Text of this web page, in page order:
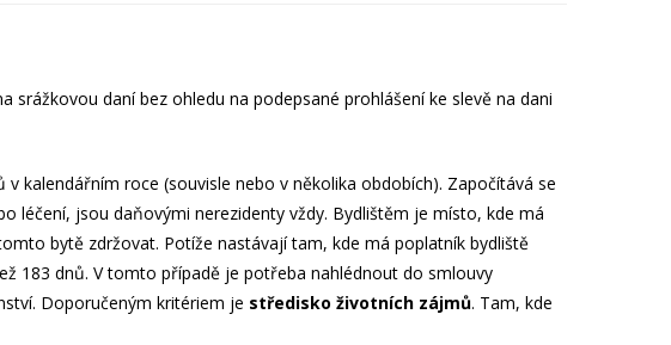
daní bez ohledu na podepsané prohlášení ke slevě na dani
kalendářním roce (souvisle nebo v několika obdobích). Započítává se
léčení, jsou daňovými nerezidenty vždy. Bydlištěm je místo, kde má
bytě zdržovat. Potíže nastávají tam, kde má poplatník bydliště
183 dnů. V tomto případě je potřeba nahlédnout do smlouvy
Doporučeným kritériem je středisko životních zájmů. Tam, kde